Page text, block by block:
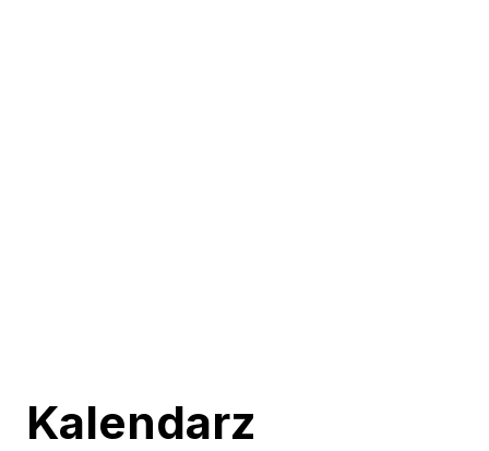
Kalendarz